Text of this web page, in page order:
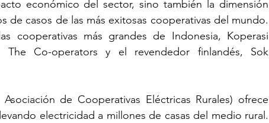
económico del sector, sino también la dimensión
de casos de las más exitosas cooperativas del mundo.
cooperativas más grandes de Indonesia, Koperasi
The Co-operators y el revendedor finlandés, Sok
de Cooperativas Eléctricas Rurales) ofrece
electricidad a millones de casas del medio rural.